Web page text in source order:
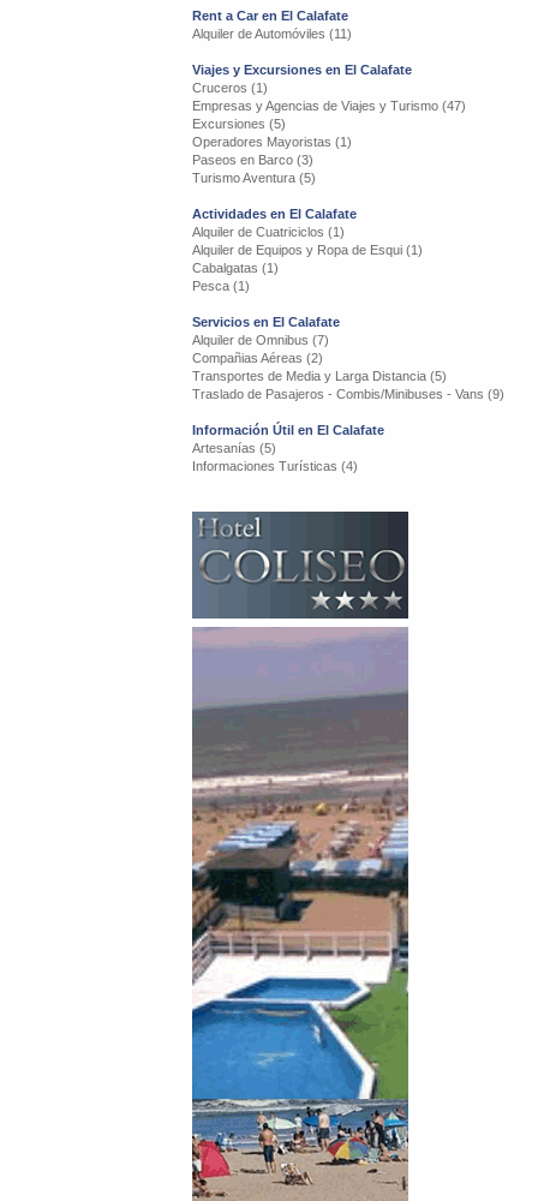
Rent a Car en El Calafate
Alquiler de Automóviles (11)
Viajes y Excursiones en El Calafate
Cruceros (1)
Empresas y Agencias de Viajes y Turismo (47)
Excursiones (5)
Operadores Mayoristas (1)
Paseos en Barco (3)
Turismo Aventura (5)
Actividades en El Calafate
Alquiler de Cuatriciclos (1)
Alquiler de Equipos y Ropa de Esqui (1)
Cabalgatas (1)
Pesca (1)
Servicios en El Calafate
Alquiler de Omnibus (7)
Compañias Aéreas (2)
Transportes de Media y Larga Distancia (5)
Traslado de Pasajeros - Combis/Minibuses - Vans (9)
Información Útil en El Calafate
Artesanías (5)
Informaciones Turísticas (4)